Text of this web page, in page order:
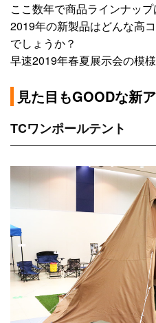
ここ数年で商品ラインナップ
2019年の新製品はどんな高
でしょうか？
早速2019年春夏展示会の模様
見た目もGOODな新
TCワンポールテント